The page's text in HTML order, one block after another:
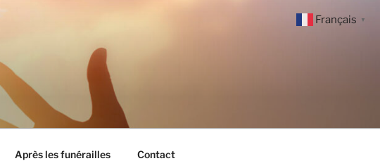
Après les funérailles Contact
Français ▼